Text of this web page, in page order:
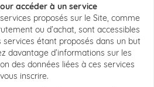
accéder à un service
proposés sur le Site, comme
ou d’achat, sont accessibles
services étant proposés dans un but
davantage d’informations sur les
des données liées à ces services
inscrire.